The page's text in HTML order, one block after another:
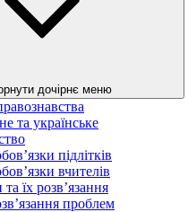
дочірнє меню
та українське
підлітків
вчителів
їх розв’язання
проблем